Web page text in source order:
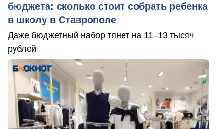
бюджета: сколько стоит собрать ребенка
в школу в Ставрополе
Даже бюджетный набор тянет на 11–13 тысяч
рублей